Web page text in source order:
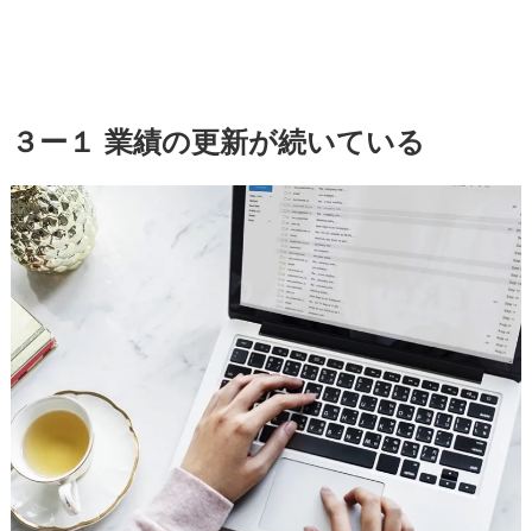
３ー１ 業績の更新が続いている